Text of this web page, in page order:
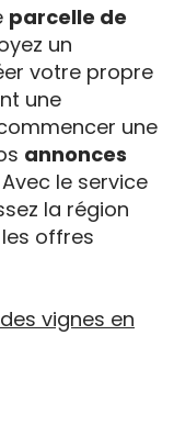
parcelle de
un
votre propre
une
une
annonces
Avec le service
la région
offres
vignes en